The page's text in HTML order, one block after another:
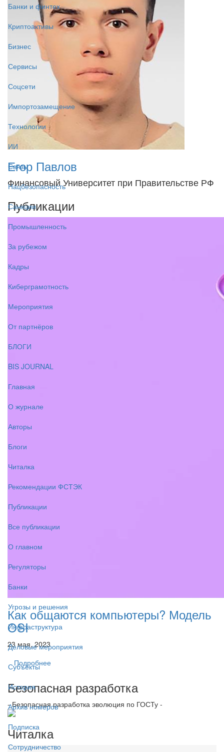
Банки и финтех
Криптоактивы
Бизнес
Сервисы
Соцсети
Импортозамещение
Технологии
ИИ
Связь
Нацбезопасность
Санкции
Промышленность
За рубежом
Кадры
Киберграмотность
Мероприятия
От партнёров
БЛОГИ
BIS JOURNAL
Главная
О журнале
Авторы
Блоги
Читалка
Рекомендации ФСТЭК
Публикации
Все публикации
О главном
Регуляторы
Банки
Угрозы и решения
Инфраструктура
Деловые мероприятия
Субъекты
История
Архив номеров
Подписка
Сотрудничество
Егор Павлов
Финансовый Университет при Правительстве РФ
Публикации
Как общаются компьютеры? Модель
OSI
23 мая, 2023
Подробнее
Безопасная разработка
- Безопасная разработка эволюция по ГОСТу -
Читалка